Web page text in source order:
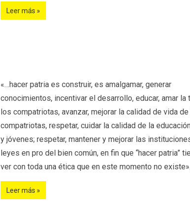
Leer más »
«…hacer patria es construir, es amalgamar, generar
conocimientos, incentivar el desarrollo, educar, amar la
los compatriotas, avanzar, mejorar la calidad de vida
compatriotas, respetar, cuidar la calidad de la
y jóvenes; respetar, mantener y mejorar las
leyes en pro del bien común, en fin que “hacer patria”
ver con toda una ética que en este momento no existe».
Leer más »